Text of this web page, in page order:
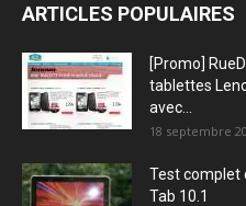
ARTICLES POPULAIRES
[Promo]
tablettes
avec...
18 septembre
Test complet
Tab 10.1